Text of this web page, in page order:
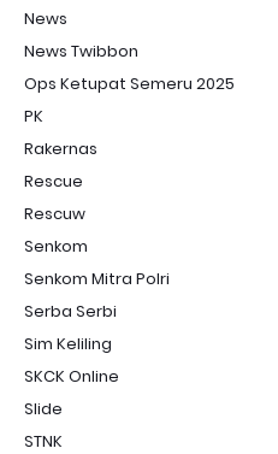
News
News Twibbon
Ops Ketupat Semeru 2025
PK
Rakernas
Rescue
Rescuw
Senkom
Senkom Mitra Polri
Serba Serbi
Sim Keliling
SKCK Online
Slide
STNK